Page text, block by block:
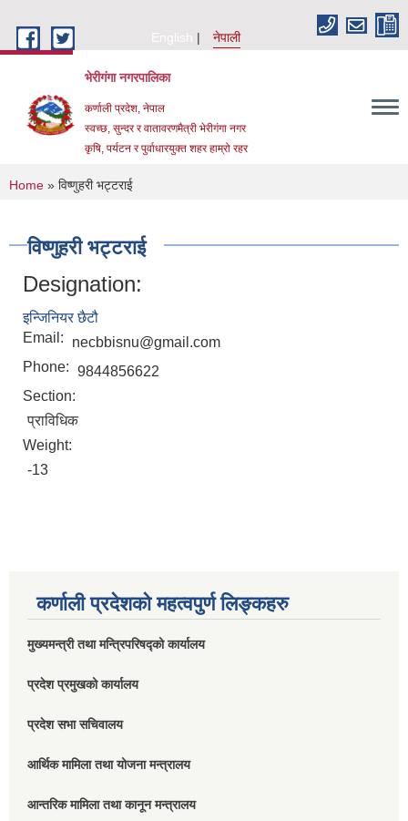
English
नेपाली
भेरीगंगा नगरपालिका
कर्णाली प्रदेश, नेपाल
स्वच्छ, सुन्दर र वातावरणमैत्री भेरीगंगा नगर
कृषि, पर्यटन र पुर्वाधारयुक्त शहर हाम्रो रहर
You are here
Home » विष्णुहरी भट्टराई
विष्णुहरी भट्टराई
Designation:
इन्जिनियर छैटौ
Email:
necbbisnu@gmail.com
Phone: 9844856622
Section:
प्राविधिक
Weight:
-13
कर्णाली प्रदेशको महत्वपुर्ण लिङ्कहरु
मुख्यमन्त्री तथा मन्त्रिपरिषद्को कार्यालय
प्रदेश प्रमुखको कार्यालय
प्रदेश सभा सचिवालय
आर्थिक मामिला तथा योजना मन्त्रालय
आन्तरिक मामिला तथा कानून मन्त्रालय